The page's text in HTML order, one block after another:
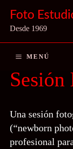
contenido
Foto
Desde 1969
MENÚ
Sesión
Una sesión
(“newborn
profesional